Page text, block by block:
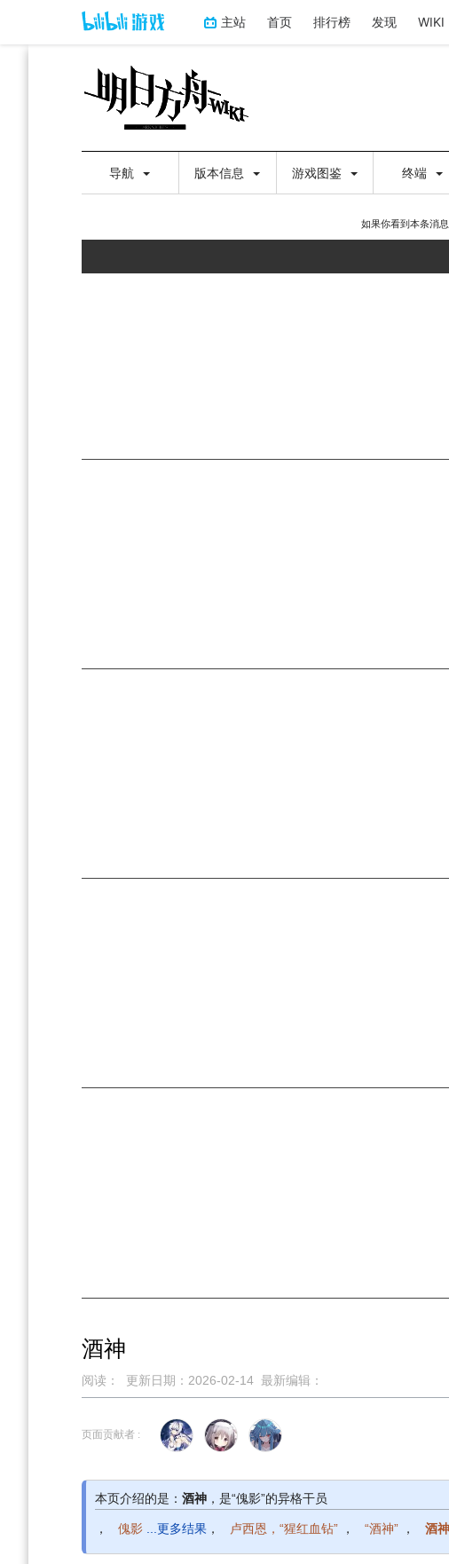
主站 首页 排行榜 发现 WIKI
导航 版本信息 游戏图鉴 终端
如果你看到本条消
酒神
阅读： 更新日期： 2026-02-14 最新编辑：
到
到
页面贡献者 :
本页介绍的是： 酒神 ，是“傀影”的异格干员
， 傀影 ...更多结果 ， 卢西恩，“猩红血钻” ， “酒神” ， 酒神